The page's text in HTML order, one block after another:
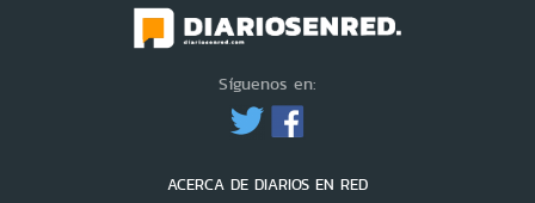
Síguenos en:
ACERCA DE DIARIOS EN RED